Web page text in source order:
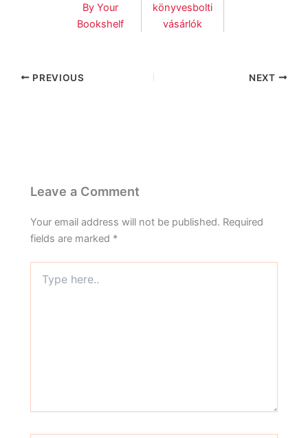
By Your
Bookshelf
könyvesbolti
vásárlók
PREVIOUS NEXT
Leave a Comment
Your email address will not be published. Required
fields are marked *
here..